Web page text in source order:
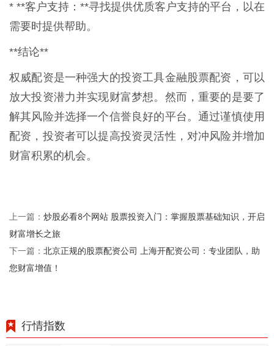
* **客户支持：**寻找提供优质客户支持的平台，以在
需要时提供帮助。
**结论**
权威配资是一种强大的投资工具金融股票配资，可以
放大投资潜力并实现财富梦想。然而，重要的是要了
解其风险并选择一个信誉良好的平台。通过谨慎使用
配资，投资者可以提高投资灵活性，对冲风险并增加
财富积累的机会。
上一篇： 炒股必看8个网站 股票投资入门：掌握股票基础知识，开启
财富增长之旅
下一篇： 北京正规的股票配资公司 上海开配资公司：专业团队，助
您财富增值！
行情指数